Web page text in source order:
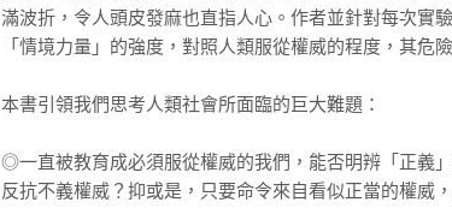
滿波折，令人頭皮發麻也直指人心。作者並針對每次實
「情境力量」的強度，對照人類服從權威的程度，其危
本書引領我們思考人類社會所面臨的巨大難題：
◎一直被教育成必須服從權威的我們，能否明辨「正義
反抗不義權威？抑或是，只要命令來自看似正當的權威